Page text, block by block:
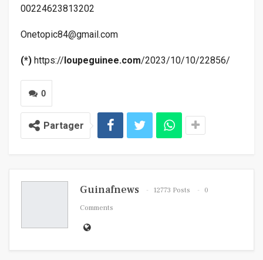
00224623813202
Onetopic84@gmail.com
(*) https:// loupeguinee.com/2023/10/10/22856/
0
Partager
Guinafnews 12773 Posts
0
Comments